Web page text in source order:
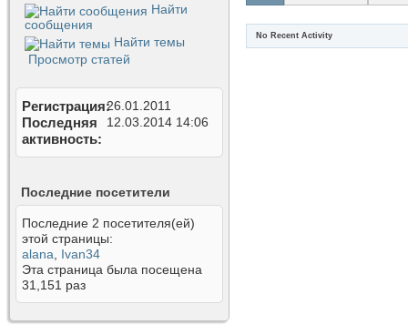
Найти
сообщения
Найти темы
Просмотр статей
Регистрация26.01.2011
Последняя
активность
12.03.2014 14:06
Последние посетители
Последние 2 посетителя(ей)
этой страницы:
alana
Ivan34
Эта страница была посещена
31,151 раз
No Recent Activity